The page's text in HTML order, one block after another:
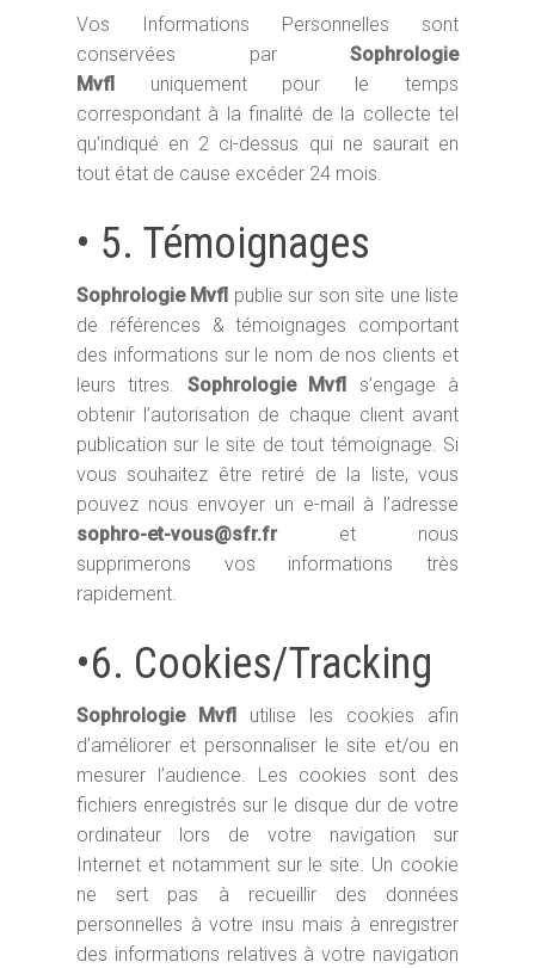
Vos Informations Personnelles sont
conservées par Sophrologie
Mvfl uniquement pour le temps
correspondant à la finalité de la collecte tel
qu’indiqué en 2 ci-dessus qui ne saurait en
tout état de cause excéder 24 mois.
• 5. Témoignages
Sophrologie Mvfl publie sur son site une liste
de références & témoignages comportant
des informations sur le nom de nos clients et
leurs titres. Sophrologie Mvfl s’engage à
obtenir l’autorisation de chaque client avant
publication sur le site de tout témoignage. Si
vous souhaitez être retiré de la liste, vous
pouvez nous envoyer un e-mail à l’adresse
sophro-et-vous@sfr.fret nous
supprimerons vos informations très
rapidement.
•6. Cookies/Tracking
Sophrologie Mvfl utilise les cookies afin
d’améliorer et personnaliser le site et/ou en
mesurer l’audience. Les cookies sont des
fichiers enregistrés sur le disque dur de votre
ordinateur lors de votre navigation sur
Internet et notamment sur le site. Un cookie
ne sert pas à recueillir des données
personnelles à votre insu mais à enregistrer
des informations relatives à votre navigation